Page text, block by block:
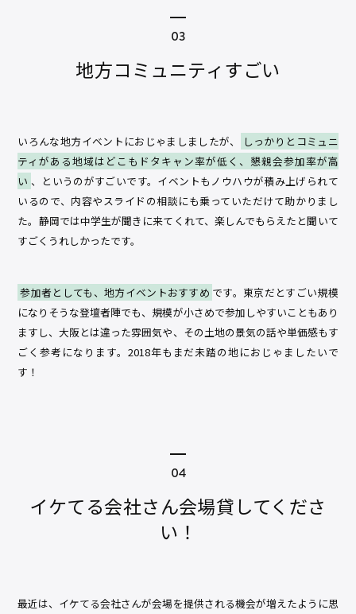
地方コミュニティすごい
いろんな地方イベントにおじゃましましたが、
しっかりとコミュニ
ティがある地域はどこもドタキャン率が低く、懇親会参加率が高
い 、というのがすごいです。イベントもノウハウが積み上げられて
いるので、内容やスライドの相談にも乗っていただけて助かりまし
た。静岡では中学生が聞きに来てくれて、楽しんでもらえたと聞いて
すごくうれしかったです。
参加者としても、地方イベントおすすめ です。東京だとすごい規模
になりそうな登壇者陣でも、規模が小さめで参加しやすいこともあり
ますし、大阪とは違った雰囲気や、その土地の景気の話や単価感もす
ごく参考になります。2018年もまだ未踏の地におじゃましたいで
す！
イケてる会社さん会場貸してくださ
い！
最近は、イケてる会社さんが会場を提供される機会が増えたように思